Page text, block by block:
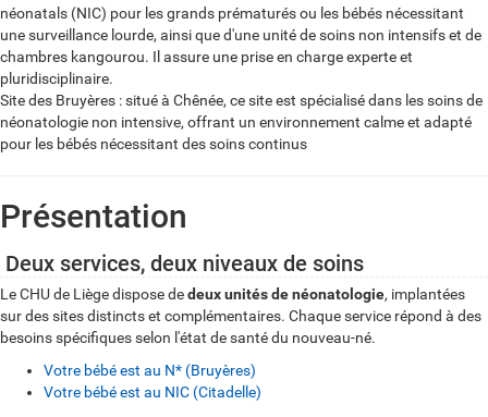
néonatals (NIC) pour les grands prématurés ou les bébés nécessitant
une surveillance lourde, ainsi que d'une unité de soins non intensifs et de
chambres kangourou. Il assure une prise en charge experte et
pluridisciplinaire.
Site des Bruyères : situé à Chênée, ce site est spécialisé dans les soins de
néonatologie non intensive, offrant un environnement calme et adapté
pour les bébés nécessitant des soins continus
Présentation
Deux services, deux niveaux de soins
Le CHU de Liège dispose dedeux unités de néonatologie, implantées
sur des sites distincts et complémentaires. Chaque service répond à des
besoins spécifiques selon l'état de santé du nouveau-né.
Votre bébé est au N* (Bruyères)
Votre bébé est au NIC (Citadelle)